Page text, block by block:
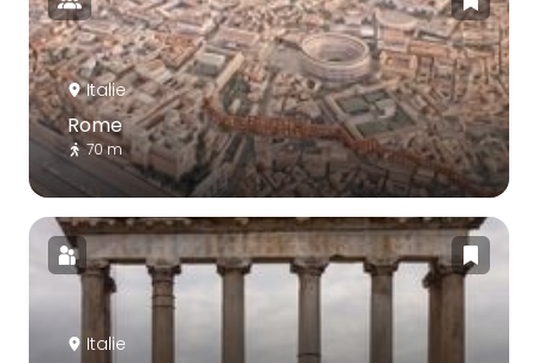
Italie
Rome
70 m
Italie